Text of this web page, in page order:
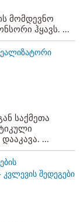
მომდევნო
ჰყავს. ...
საქმეთა
...
შედეგები